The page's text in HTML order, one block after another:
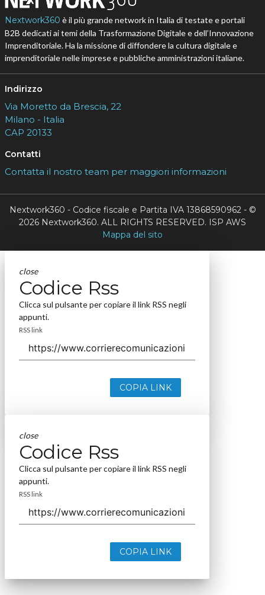
Nextwork360 è il più grande network in Italia di testate e portali
B2B dedicati ai temi della Trasformazione Digitale e dell’Innovazione
Imprenditoriale. Ha la missione di diffondere la cultura digitale e
imprenditoriale nelle imprese e pubbliche amministrazioni italiane.
Indirizzo
Via Moretto da Brescia, 22
Milano - Italia
CAP 20133
Contatti
Contatta il nostro team per maggiori informazioni
Nextwork360 - Codice fiscale e Partita IVA 13868590962 - ©
2026 Nextwork360. ALL RIGHTS RESERVED. ISP AWS
Mappa del sito
close
Codice Rss
Clicca sul pulsante per copiare il link RSS negli
appunti.
RSS link
COPIA LINK
close
Codice Rss
Clicca sul pulsante per copiare il link RSS negli
appunti.
RSS link
COPIA LINK